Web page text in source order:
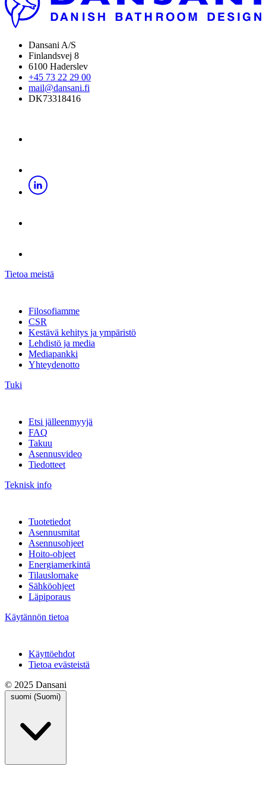
Dansani A/S
Finlandsvej 8
6100 Haderslev
+45 73 22 29 00
mail@dansani.fi
DK73318416
Tietoa meistä
Filosofiamme
CSR
Kestävä kehitys ja ympäristö
Lehdistö ja media
Mediapankki
Yhteydenotto
Tuki
Etsi jälleenmyyjä
FAQ
Takuu
Asennusvideo
Tiedotteet
Teknisk info
Tuotetiedot
Asennusmitat
Asennusohjeet
Hoito-ohjeet
Energiamerkintä
Tilauslomake
Sähköohjeet
Läpiporaus
Käytännön tietoa
Käyttöehdot
Tietoa evästeistä
© 2025 Dansani
suomi (Suomi)